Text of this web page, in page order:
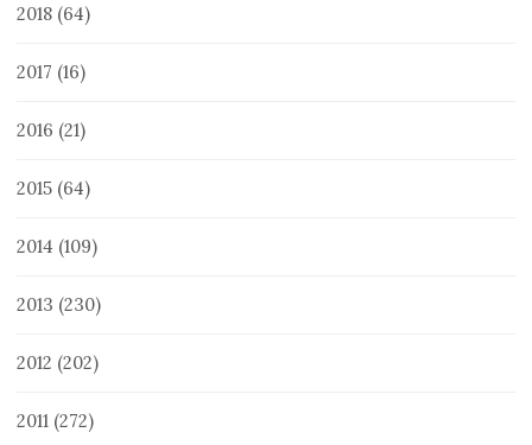
2018 (64)
2017 (16)
2016 (21)
2015 (64)
2014 (109)
2013 (230)
2012 (202)
2011 (272)